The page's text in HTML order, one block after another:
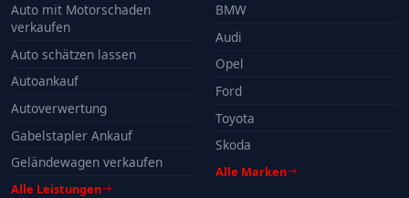
Auto mit Motorschaden
verkaufen
Auto schätzen lassen
Autoankauf
Autoverwertung
Gabelstapler Ankauf
Geländewagen verkaufen
Alle Leistungen
BMW
Audi
Opel
Ford
Toyota
Skoda
Alle Marken